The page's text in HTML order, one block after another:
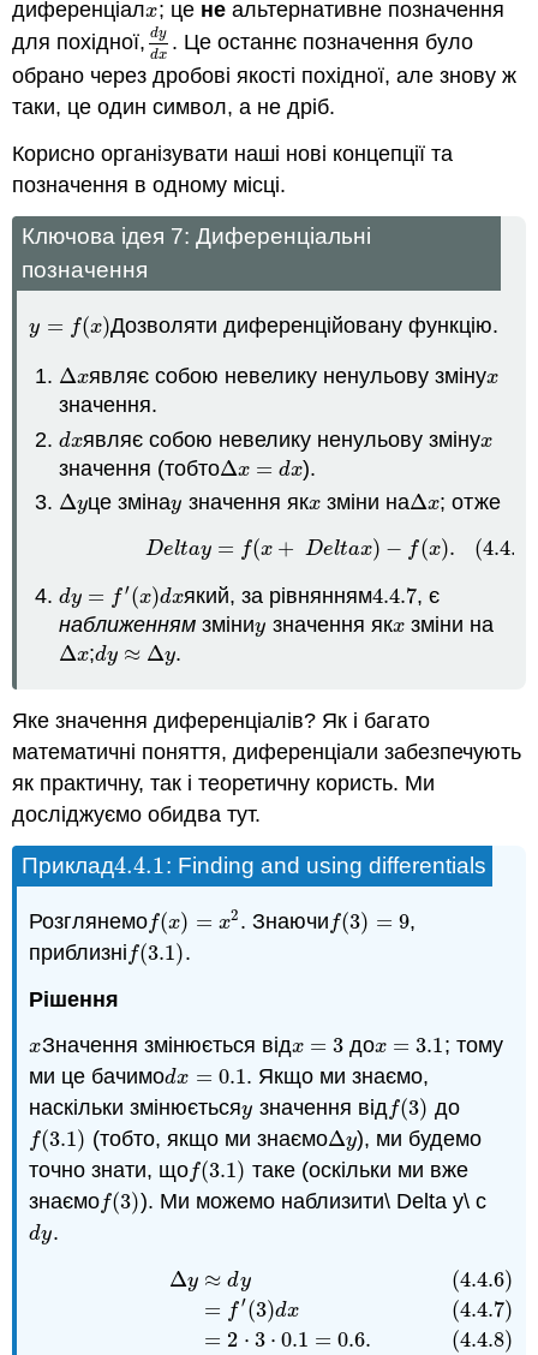
диференціалx
x; це не альтернативне позначення
для похідної, dy
dx
dy d x
. Це останнє позначення було
обрано через дробові якості похідної, але знову ж
таки, це один символ, а не дріб.
Корисно організувати наші нові концепції та
позначення в одному місці.
Ключова ідея 7: Диференціальні
позначення
y = f(x)
y =f( x) Дозволяти диференційовану функцію.
Δx
Δx являє собою невелику ненульову змінуx
x
значення.
dx
dxявляє собою невелику ненульову змінуx
x
значення (тобтоΔx = dx
Δx=dx ).
Δy
Δyце змінаy
y значення якx
x зміни наΔx
Δx ; отже
Deltay = f(x + Deltax) − f(x). (4.4.5)
(4.4.5) De ltay =f x+ Delta x)−f(x).
dy = f′(x)dx
dy =f′ x)dx який, за рівнянням4.4.7
4.4.7, є
наближенням зміниy
y значення якx
x зміни на
Δx
Δx ;dy ≈ Δy
dy ≈Δ y .
Яке значення диференціалів? Як і багато
математичні поняття, диференціали забезпечують
як практичну, так і теоретичну користь. Ми
досліджуємо обидва тут.
Приклад4.4.1
4.4.1: Finding and using differentials
Розглянемоf(x) = x2
f(x)= x2 . Знаючи f(3) = 9
f(3)= 9
,
приблизні f(3.1)
f(3.1) .
Рішення
x
xЗначення змінюється відx = 3
x=3 доx = 3.1
x=3.1
; тому
ми це бачимоdx = 0.1
dx=0.1
. Якщо ми знаємо,
наскільки змінюєтьсяy
y значення відf(3)
f(3) до
f(3.1)
f(3.1) (тобто, якщо ми знаємоΔy
Δy), ми будемо
точно знати, щоf(3.1)
f(3.1) таке (оскільки ми вже
знаємоf(3)
f(3) ). Ми можемо наблизити\ Delta y\ с
dy
dy.
Δy ≈ dy
= f′(3)dx
= 2 ⋅ 3 ⋅ 0.1 = 0.6.
(4.4.6)
(4.4.7)
(4.4.8)
(4.4.7)=f′ =0.6.